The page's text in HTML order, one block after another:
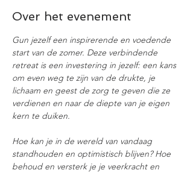
Over het evenement
Gun jezelf een inspirerende en voedende
start van de zomer. Deze verbindende
retreat is een investering in jezelf: een kans
om even weg te zijn van de drukte, je
lichaam en geest de zorg te geven die ze
verdienen en naar de diepte van je eigen
kern te duiken.
Hoe kan je in de wereld van vandaag
standhouden en optimistisch blijven? Hoe
behoud en versterk je je veerkracht en